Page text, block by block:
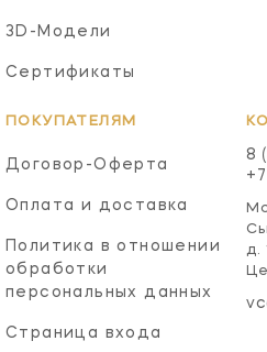
3D-Модели
Сертификаты
ПОКУПАТЕЛЯМ
Договор-Оферта
Оплата и доставка
Политика в отношении
обработки
персональных данных
Страница входа
8
д.